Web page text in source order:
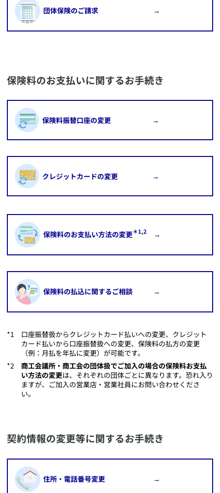
​団体保険のご請求 →
​保険料のお支払いに関するお手続き
​保険料振替口座の変更 →
​クレジットカードの変更 →
​保険料のお支払い方法の変更＊1,2 →
​保険料の払込に関するご相談 →
​口座振替扱からクレジットカード払いへの変更、クレジット
カード払いから口座振替扱への変更、保険料の払方の変更
（例：月払を年払に変更）が可能です。
商工会議所・商工会の団体扱でご加入の場合の保険料お支払
い方法の変更は、それぞれの団体ごとに異なります。恐れ入り
ますが、ご加入の営業店・営業社員にお問い合わせくださ
い。
​契約情報の変更等に関するお手続き
​住所・電話番号変更 →